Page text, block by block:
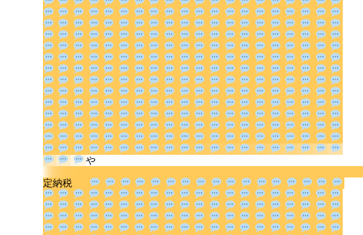
税金の豆知識
所得税
法人税
消費税
源泉所得税
その他
定納税